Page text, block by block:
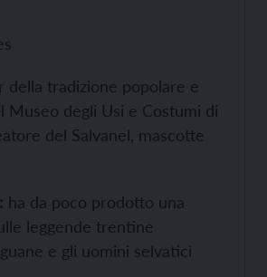
della tradizione popolare e
Museo degli Usi e Costumi di
del Salvanel, mascotte
ha da poco prodotto una
leggende trentine
e gli uomini selvatici